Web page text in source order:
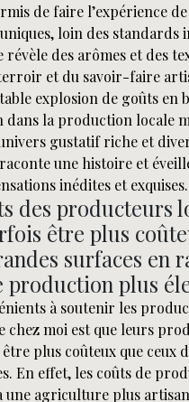
de faire l’expérience
loin des standards
révèle des arômes et des
et du savoir-faire
explosion de goûts en
dans la production locale
gustatif riche et
une histoire et
inédites et exquises.
des producteurs
être plus
surfaces en
production plus
à soutenir les
chez moi est que leurs
plus coûteux que ceux
En effet, les coûts de
une agriculture plus